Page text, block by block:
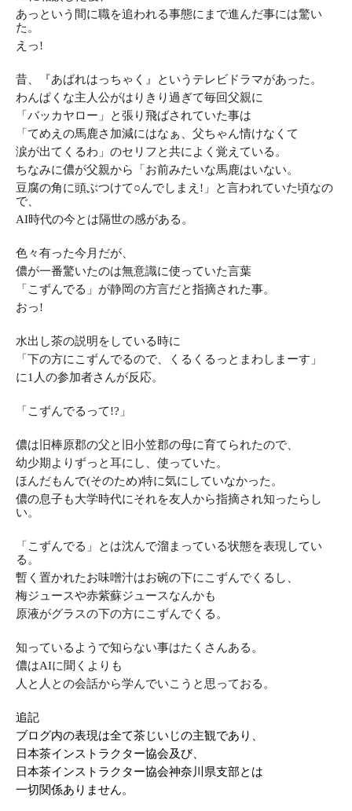
あっという間に職を追われる事態にまで進んだ事には驚い
た。
えっ!
昔、『あばれはっちゃく』というテレビドラマがあった。
わんぱくな主人公がはりきり過ぎて毎回父親に
「バッカヤロー」と張り飛ばされていた事は
「てめえの馬鹿さ加減にはなぁ、父ちゃん情けなくて
涙が出てくるわ」のセリフと共によく覚えている。
ちなみに儂が父親から「お前みたいな馬鹿はいない。
豆腐の角に頭ぶつけて○んでしまえ!」と言われていた頃なの
で、
AI時代の今とは隔世の感がある。
色々有った今月だが、
儂が一番驚いたのは無意識に使っていた言葉
「こずんでる」が静岡の方言だと指摘された事。
おっ!
水出し茶の説明をしている時に
「下の方にこずんでるので、
くるくるっとまわしまーす」
に1人の参加者さんが反応。
「こずんでるって!?」
儂は旧棒原郡の父と旧小笠郡の母に育てられたので、
幼少期よりずっと耳にし、使っていた。
ほんだもんで(そのため)特に気にしていなかった。
儂の息子も大学時代にそれを友人から指摘され知ったらし
い。
「こずんでる」とは沈んで溜まっている状態を表現してい
る。
暫く置かれたお味噌汁はお碗の下にこずんでくるし、
梅ジュースや赤紫蘇ジュースなんかも
原液がグラスの下の方に こずんでくる。
知っているようで知らない事はたくさんある。
儂はAIに聞くよりも
人と人との会話から学んでいこうと思っておる。
追記
ブログ内の表現は全て茶じいじの主観であり、
日本茶インストラクター協会及び、
日本茶インストラクター協会神奈川県支部とは
一切関係ありません。